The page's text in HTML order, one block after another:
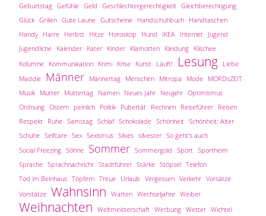
Geburtstag Gefühle Geld Geschlechtergerechtigkeit Gleichberechtigung
Glück Grillen Gute Laune Gutscheine Handschuhbuch Handtaschen
Handy Harre Herbst Hitze Horoskop Hund IKEA Internet Jugend
Jugendliche Kalender Kater Kinder Klamotten Kleidung Klischee
Kolumne Kommunikation Krimi Krise Kunst Läuft! Lesung Liebe
Maddie Männer Männertag Menschen Mitropa Mode MORDsZEIT
Musik Mutter Muttertag Namen Neues Jahr Neujahr Optimismus
Ordnung Ostern peinlich Politik Pubertät Rechnen Reiseführer Reisen
Respekt Ruhe Samstag Schlaf Schokolade Schönheit Schönheit; Alter
Schuhe Selfcare Sex Sexismus Silves silvester So geht's auch
Social Freezing Söhne Sommer Sommergold Sport Sportheim
Sprache Sprachnachricht Stadtführer Stärke Stöpsel Telefon
Tod im Beinhaus Töpfern Treue Urlaub Vergessen Verkehr Vorsätze
Vorstätze Wahnsinn Warten Wechseljahre Weiber
Weihnachten Weltmeisterschaft Werbung Wetter Wichtel